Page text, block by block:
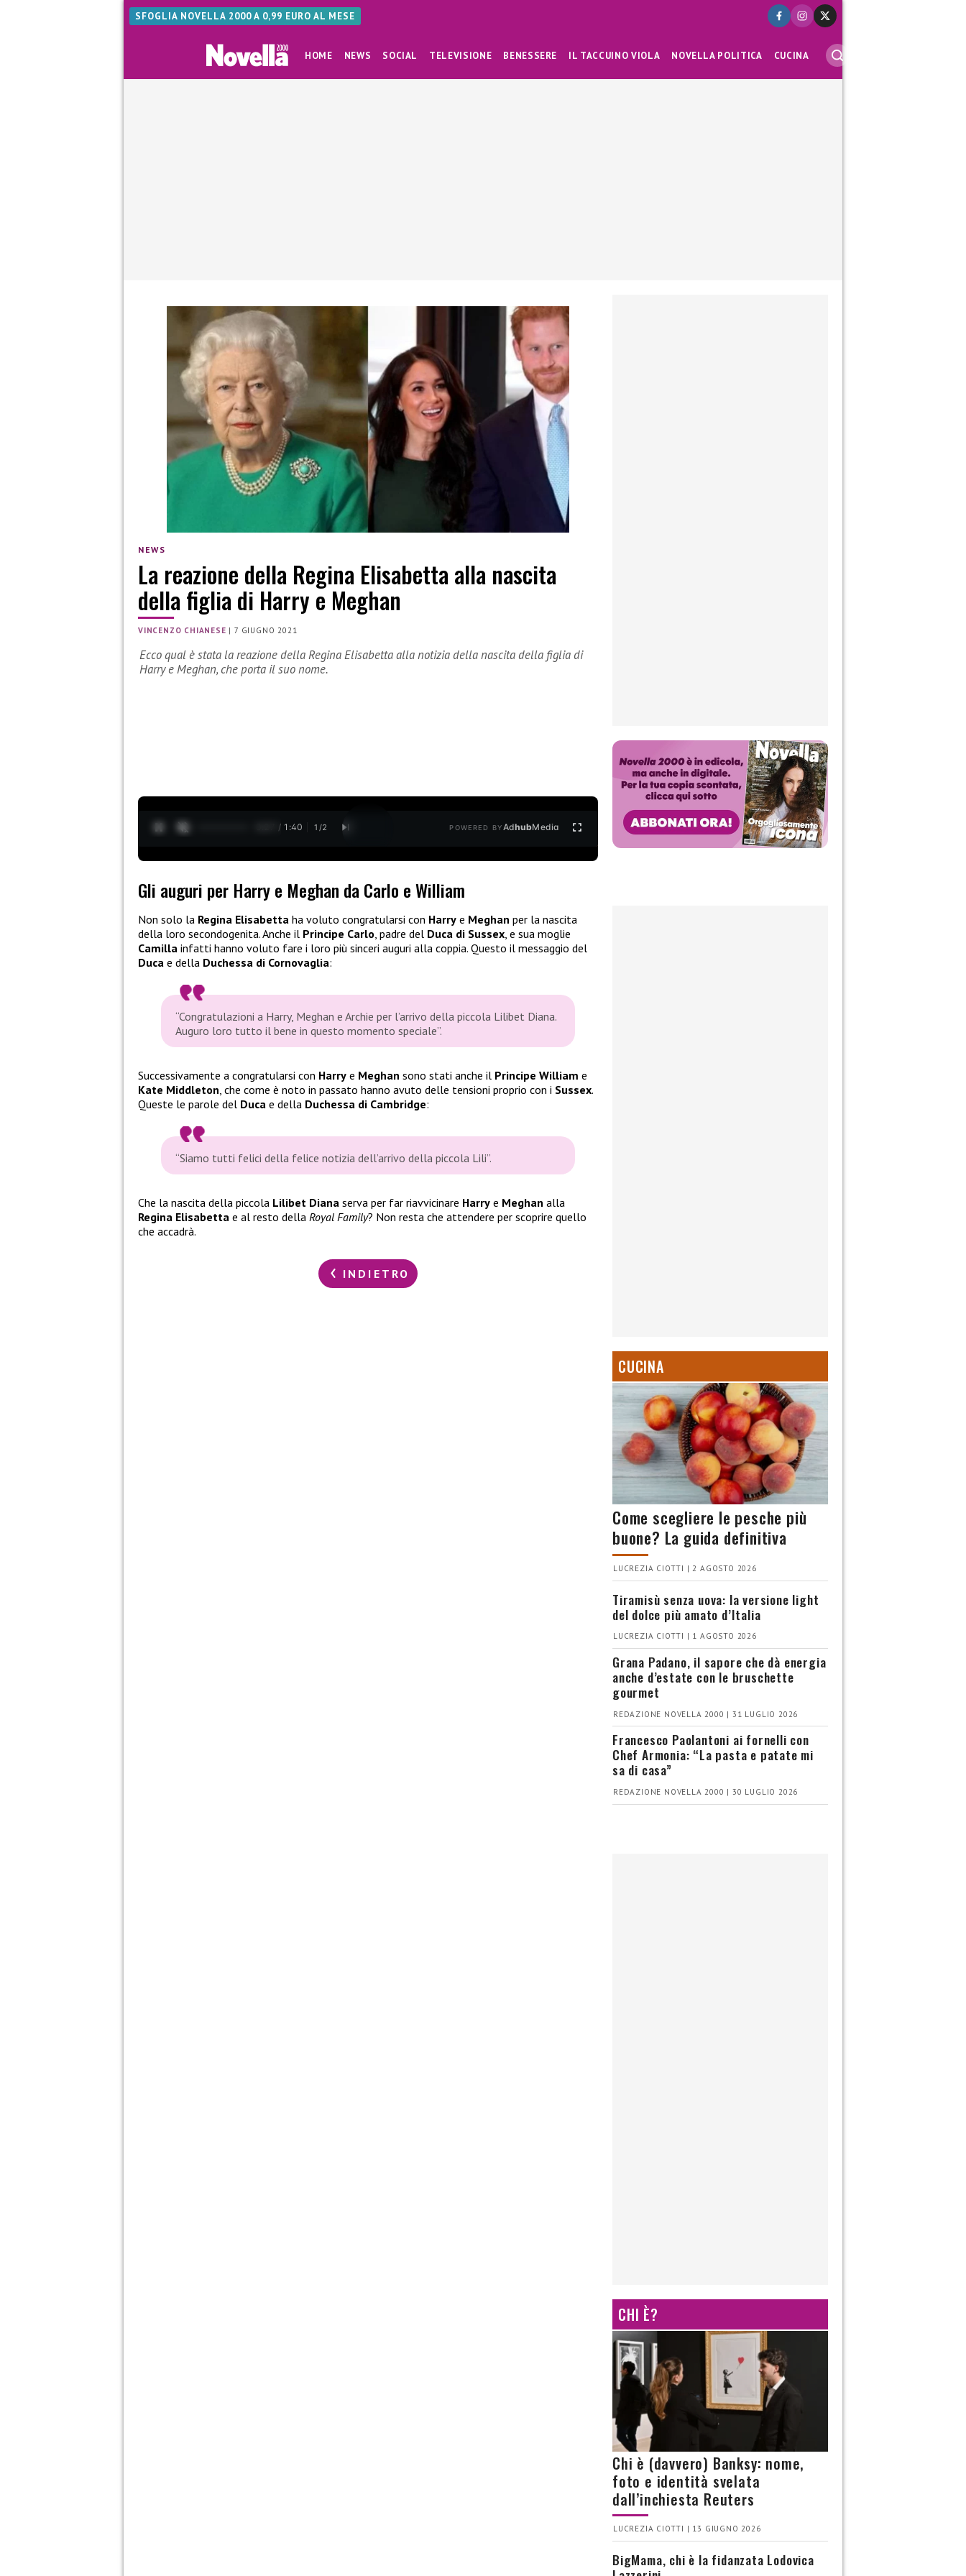
SFOGLIA NOVELLA 2000 A 0,99 EURO AL MESE
HOME NEWS SOCIAL TELEVISIONE BENESSERE IL TACCUINO VIOLA NOVELLA POLITICA CUCINA
NEWS
La reazione della Regina Elisabetta alla nascita
della figlia di Harry e Meghan
VINCENZO CHIANESE |7 GIUGNO 2021
Ecco qual è stata la reazione della Regina Elisabetta alla notizia della nascita della figlia di
Harry e Meghan, che porta il suo nome.
0:28 / 1:40 1 /2 POWERED BYAdhubMedia
Gli auguri per Harry e Meghan da Carlo e William
Non solo la Regina Elisabetta ha voluto congratularsi con Harry e Meghan per la nascita
della loro secondogenita. Anche il Principe Carlo, padre del Duca di Sussex, e sua moglie
Camilla infatti hanno voluto fare i loro più sinceri auguri alla coppia. Questo il messaggio del
Duca e della Duchessa di Cornovaglia:
“Congratulazioni a Harry, Meghan e Archie per l’arrivo della piccola Lilibet Diana.
Auguro loro tutto il bene in questo momento speciale”.
Successivamente a congratularsi con Harry e Meghan sono stati anche il Principe William e
Kate Middleton, che come è noto in passato hanno avuto delle tensioni proprio con i Sussex.
Queste le parole del Duca e della Duchessa di Cambridge:
“Siamo tutti felici della felice notizia dell’arrivo della piccola Lili”.
Che la nascita della piccola Lilibet Diana serva per far riavvicinare Harry e Meghan alla
Regina Elisabetta e al resto della Royal Family? Non resta che attendere per scoprire quello
che accadrà.
INDIETRO
CUCINA
Come scegliere le pesche più
buone? La guida definitiva
LUCREZIA CIOTTI | 2 AGOSTO 2026
Tiramisù senza uova: la versione light
del dolce più amato d’Italia
LUCREZIA CIOTTI | 1 AGOSTO 2026
Grana Padano, il sapore che dà energia
anche d’estate con le bruschette
gourmet
REDAZIONE NOVELLA 2000 | 31 LUGLIO 2026
Francesco Paolantoni ai fornelli con
Chef Armonia: “La pasta e patate mi
sa di casa”
REDAZIONE NOVELLA 2000 | 30 LUGLIO 2026
CHI È?
Chi è (davvero) Banksy: nome,
foto e identità svelata
dall’inchiesta Reuters
LUCREZIA CIOTTI | 13 GIUGNO 2026
BigMama, chi è la fidanzata Lodovica